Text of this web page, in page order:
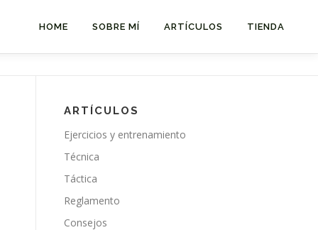
HOME SOBRE MÍ ARTÍCULOS TIENDA
ARTÍCULOS
Ejercicios y entrenamiento
Técnica
Táctica
Reglamento
Consejos